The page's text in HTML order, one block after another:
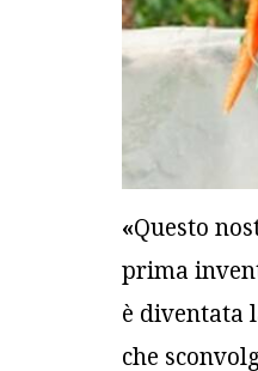
«Questo
prima
è diventata
che